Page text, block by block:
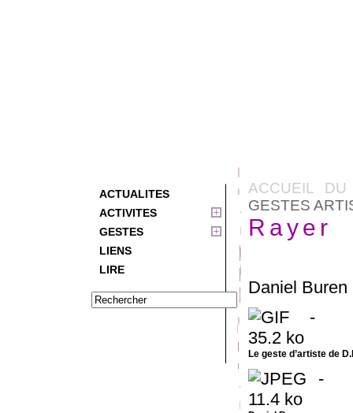
ACTUALITES
ACTIVITES
GESTES
LIENS
LIRE
ACCUEIL
GESTES
Rayer
Daniel Buren
Le geste d’artiste de